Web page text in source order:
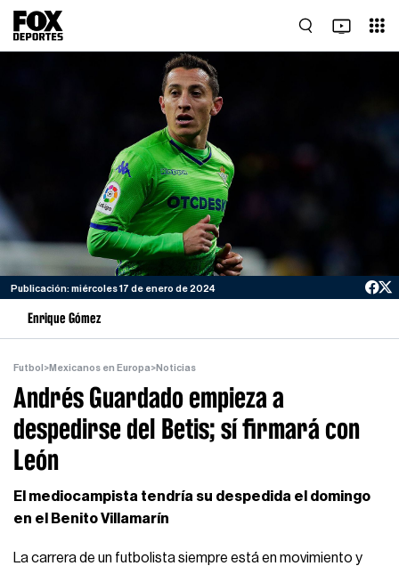
Publicación: miércoles 17 de enero de 2024
Enrique Gómez
Futbol >Mexicanos en Europa>Noticias
Andrés Guardado empieza a
despedirse del Betis; sí firmará con
León
El mediocampista tendría su despedida el domingo
en el Benito Villamarín
La carrera de un futbolista siempre está en movimiento y